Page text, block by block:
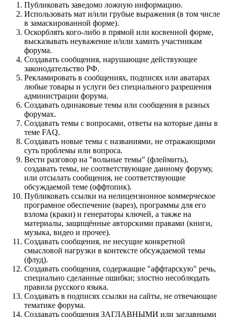
Публиковать заведомо ложнyю инфоpмацию.
Использовать мат и/или грубые выражения (в том числе
в замаскированной форме).
Оскорблять кого-либо в прямой или косвенной форме,
высказывать неуважение и/или хамить участникам
форума.
Создавать сообщения, наpyшающие действyющее
законодательство РФ.
Рекламировать в сообщениях, подписях или аватарах
любые товары и услуги без специального разрешения
администрации форума.
Создавать одинаковые темы или сообщения в разных
форумах.
Создавать темы с вопросами, ответы на которые даны в
теме FAQ.
Создавать новые темы с названиями, не отражающими
суть проблемы или вопроса.
Вести разговор на "вольные темы" (флеймить),
создавать темы, не соответствующие данному форуму,
или отсылать сообщения, не соответствующие
обсуждаемой теме (оффтопик).
Публиковать ссылки на нелицензионное коммерческое
програмное обеспечение (варез), программы для его
взлома (краки) и генераторы ключей, а также на
материалы, защищённые авторскими правами (книги,
музыка, видео и прочее).
Создавать сообщения, не несущие конкретной
смысловой нагрузки в контексте обсуждаемой темы
(флуд).
Создавать сообщения, содержащие "аффтарскую" речь,
специально сделанные ошибки; злостно несоблюдать
правила русского языка.
Создавать в подписях ссылки на сайты, не отвечающие
тематике форума.
Cоздавать сообщения ЗАГЛАВНЫМИ или заглавными